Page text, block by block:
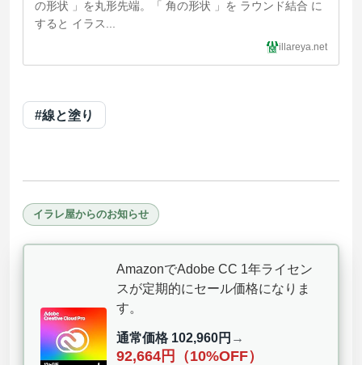
の形状 」を丸形先端。「 角の形状 」を ラウンド結合 に
すると イラス...
illareya.net
#線と塗り
イラレ屋からのお知らせ
AmazonでAdobe CC 1年ライセン
スが定期的にセール価格になりま
す。
通常価格 102,960円 →
92,664円（10%OFF）